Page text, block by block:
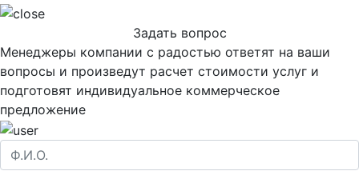
Задать вопрос
Менеджеры компании с радостью ответят на ваши
вопросы и произведут расчет стоимости услуг и
подготовят индивидуальное коммерческое
предложение